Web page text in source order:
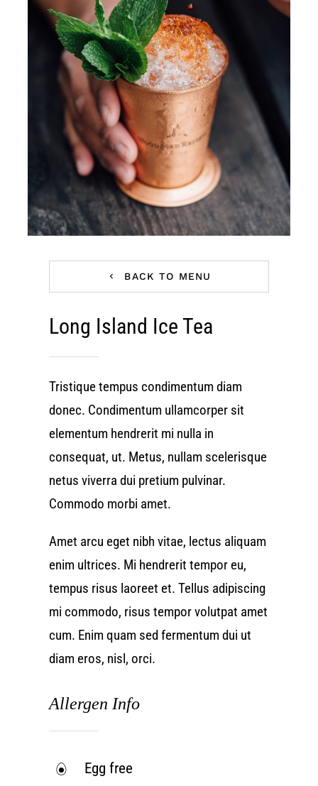
Επικοινωνία
BACK TO MENU
Long Island Ice Tea
Tristique tempus condimentum diam
donec. Condimentum ullamcorper sit
elementum hendrerit mi nulla in
consequat, ut. Metus, nullam scelerisque
netus viverra dui pretium pulvinar.
Commodo morbi amet.
Amet arcu eget nibh vitae, lectus aliquam
enim ultrices. Mi hendrerit tempor eu,
tempus risus laoreet et. Tellus adipiscing
mi commodo, risus tempor volutpat amet
cum. Enim quam sed fermentum dui ut
diam eros, nisl, orci.
Allergen Info
Egg free